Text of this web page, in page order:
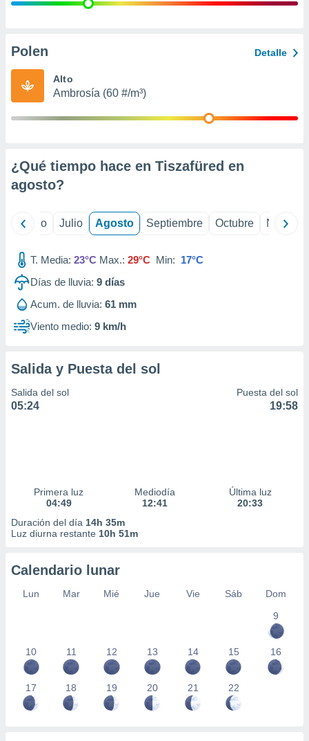
e
publicidad
Polen Detalle
Alto
Ambrosía (60 #/m³)
¿Qué tiempo hace en Tiszafüred en
agosto?
Junio Julio Agosto Septiembre Octubre
T. Media: 23°C Max.: 29°C Min: 17°C
Días de lluvia: 9 días
Acum. de lluvia: 61 mm
Viento medio: 9 km/h
Salida y Puesta del sol
Salida del sol
05:24
Puesta del sol
19:58
Primera luz
04:49
Mediodía
12:41
Última luz
20:33
Duración del día 14h 35m
Luz diurna restante 10h 51m
Calendario lunar
Lun Mar Mié Jue Vie Sáb
Dom
9
10 11 12 13 14 15 16
17 18 19 20 21 22